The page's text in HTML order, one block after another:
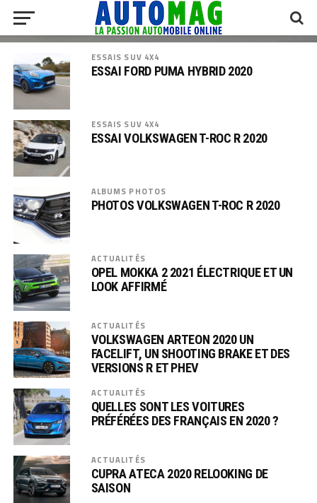
ESSAIS SUV 4X4
ESSAI FORD PUMA HYBRID 2020
ESSAIS SUV 4X4
ESSAI VOLKSWAGEN T-ROC R 2020
ALBUMS PHOTOS
PHOTOS VOLKSWAGEN T-ROC R 2020
ACTUALITÉS
OPEL MOKKA 2 2021 ÉLECTRIQUE ET UN
LOOK AFFIRMÉ
ACTUALITÉS
VOLKSWAGEN ARTEON 2020 UN
FACELIFT, UN SHOOTING BRAKE ET DES
VERSIONS R ET PHEV
ACTUALITÉS
QUELLES SONT LES VOITURES
PRÉFÉRÉES DES FRANÇAIS EN 2020 ?
ACTUALITÉS
CUPRA ATECA 2020 RELOOKING DE
SAISON